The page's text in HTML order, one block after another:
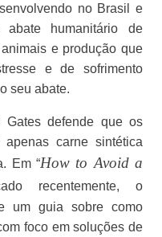
no Brasil e
humanitário de
e produção que
e de sofrimento
seu abate.
defende que os
carne sintética
Em “How to Avoid a
recentemente, o
um guia sobre como
foco em soluções de